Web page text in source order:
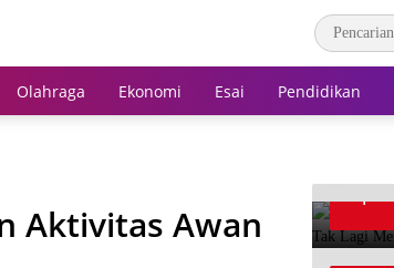
Olahraga Ekonomi Esai Pendidikan
Aktivitas Awan
1